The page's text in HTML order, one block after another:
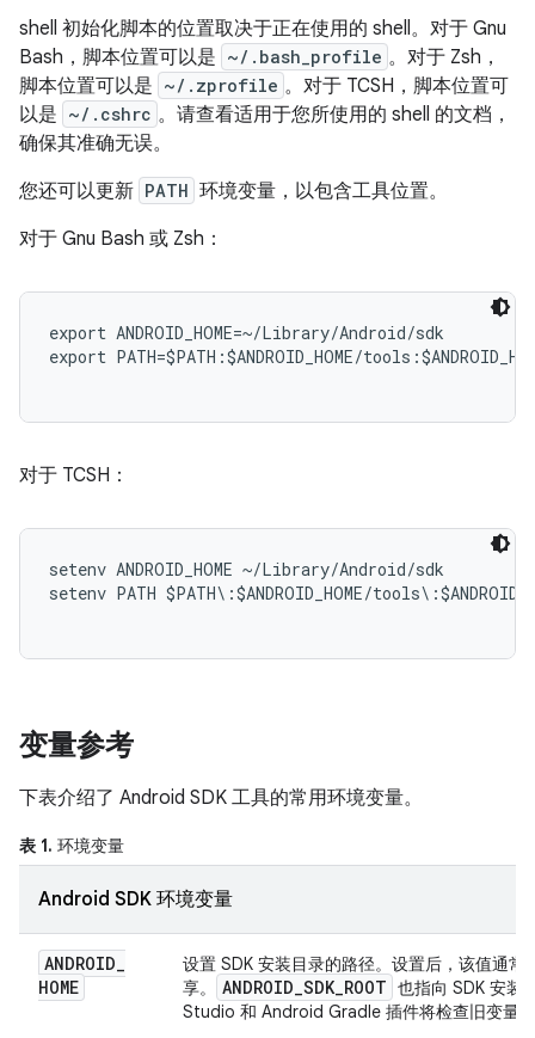
shell 初始化脚本的位置取决于正在使用的 shell。对于 Gnu
Bash，脚本位置可以是 ~/.bash_profile 。对于 Zsh，
脚本位置可以是 ~/.zprofile 。对于 TCSH，脚本位置可
以是 ~/.cshrc 。请查看适用于您所使用的 shell 的文档，
确保其准确无误。
您还可以更新 PATH 环境变量，以包含工具位置。
对于 Gnu Bash 或 Zsh：
export ANDROID_HOME=~/Library/Android/sdk
export PATH=$PATH:$ANDROID_HOME/
对于 TCSH：
setenv ANDROID_HOME ~/Library/Android/sdk
setenv PATH $PATH\:$ANDROID_HOME/
变量参考
下表介绍了 Android SDK 工具的常用环境变量。
表 1. 环境变量
Android SDK 环境变量
ANDROID_
HOME
设置 SDK 安装目录的路径。设置后，该值通
享。
ANDROID_SDK_ROOT 也指向 SDK 安装
Studio 和 Android Gradle 插件将检查旧变量